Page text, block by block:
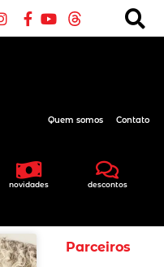
novidades descontos
Quem somos Contato
Parceiros